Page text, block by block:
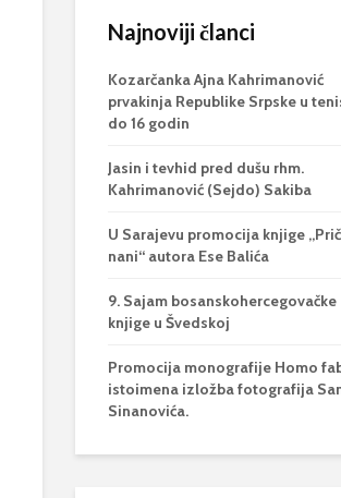
Najnoviji članci
Kozarčanka Ajna Kahrimanović
prvakinja Republike Srpske u
do 16 godin
Jasin i tevhid pred dušu rhm.
Kahrimanović (Sejdo) Sakiba
U Sarajevu promocija knjige
nani“ autora Ese Balića
9. Sajam bosanskohercegovačke
knjige u Švedskoj
Promocija monografije Homo
istoimena izložba fotografija
Sinanovića.